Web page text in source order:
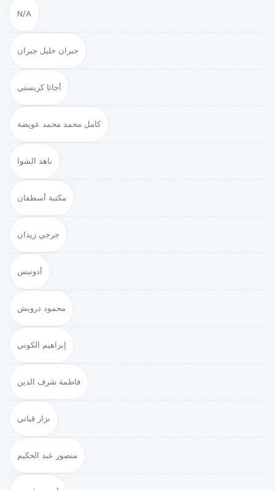
N/A
جبران خليل جبران
أجاثا كريستي
كامل محمد محمد عويضة
ناهد الشوا
مكتبة أسطفان
جرجي زيدان
أدونيس
محمود درويش
إبراهيم الكوني
فاطمة شرف الدين
نزار قباني
منصور عبد الحكيم